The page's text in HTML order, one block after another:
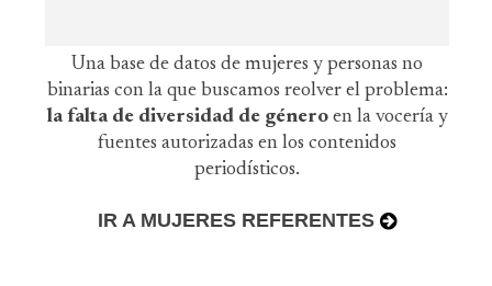
Una base de datos de mujeres y personas no
binarias con la que buscamos reolver el problema:
la falta de diversidad de género en la vocería y
fuentes autorizadas en los contenidos
periodísticos.
IR A MUJERES REFERENTES